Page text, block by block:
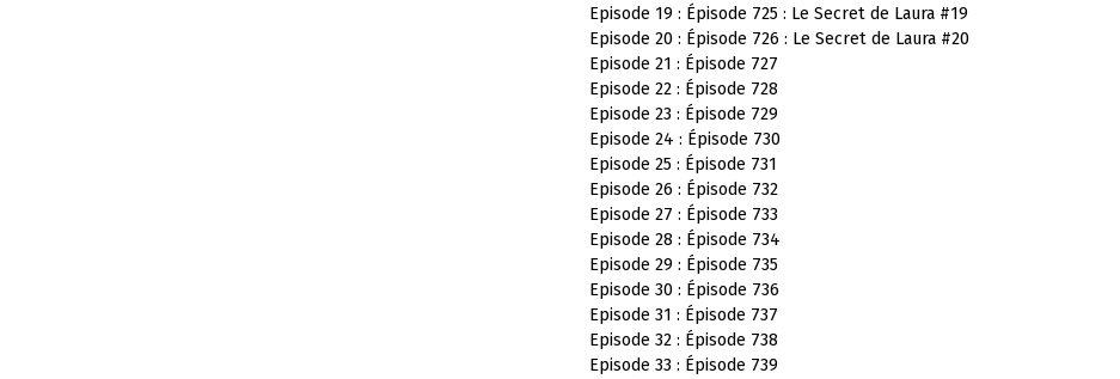
Episode 19 : Épisode 725 : Le Secret de Laura #19
Episode 20 : Épisode 726 : Le Secret de Laura #20
Episode 21 : Épisode 727
Episode 22 : Épisode 728
Episode 23 : Épisode 729
Episode 24 : Épisode 730
Episode 25 : Épisode 731
Episode 26 : Épisode 732
Episode 27 : Épisode 733
Episode 28 : Épisode 734
Episode 29 : Épisode 735
Episode 30 : Épisode 736
Episode 31 : Épisode 737
Episode 32 : Épisode 738
Episode 33 : Épisode 739